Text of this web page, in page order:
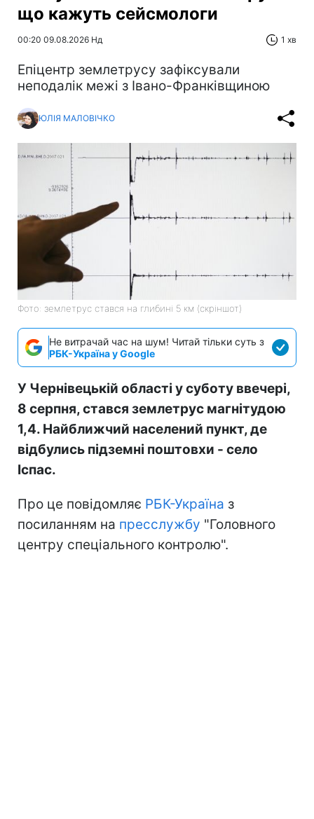
що кажуть сейсмологи
00:20 09.08.2026 Нд 1 хв
Епіцентр землетрусу зафіксували
неподалік межі з Івано-Франківщиною
ЮЛІЯ МАЛОВІЧКО
Фото: землетрус стався на глибині 5 км (скріншот)
Не витрачай час на шум! Читай тільки суть з
РБК-Україна у Google
У Чернівецькій області у суботу ввечері,
8 серпня, стався землетрус магнітудою
1,4. Найближчий населений пункт, де
відбулись підземні поштовхи - село
Іспас.
Про це повідомляє РБК-Україна з
посиланням на пресслужбу "Головного
центру спеціального контролю".